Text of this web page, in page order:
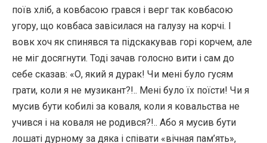
поїв хліб, а ковбасою грався і верг так ковбасою
угору, що ковбаса завісилася на галузу на корчі. І
вовк хоч як спинявся та підскакував горі корчем, але
не міг досягнути. Тоді зачав голосно вити і сам до
себе сказав: «О, який я дурак! Чи мені було гусям
грати, коли я не музикант?!.. Мені було їх поїсти! Чи я
мусив бути кобилі за коваля, коли я ковальства не
учився і на коваля не родився?!.. Або я мусив бути
лошаті дурному за дяка і співати «вічная пам’ять»,